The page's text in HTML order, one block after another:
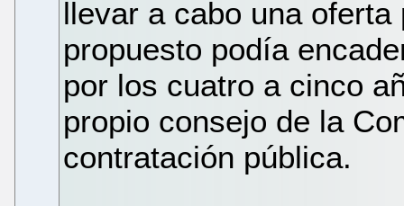
llevar a cabo una
propuesto podía
por los cuatro a cinco
propio consejo de la
contratación pública.